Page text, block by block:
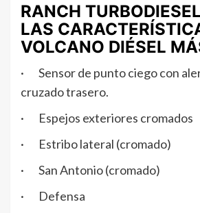
RANCH
LAS
VOLCANO DIÉSEL
· Sensor de punto ciego con
cruzado trasero.
· Espejos exteriores cromados
· Estribo lateral (cromado)
· San Antonio (cromado)
· Defensa